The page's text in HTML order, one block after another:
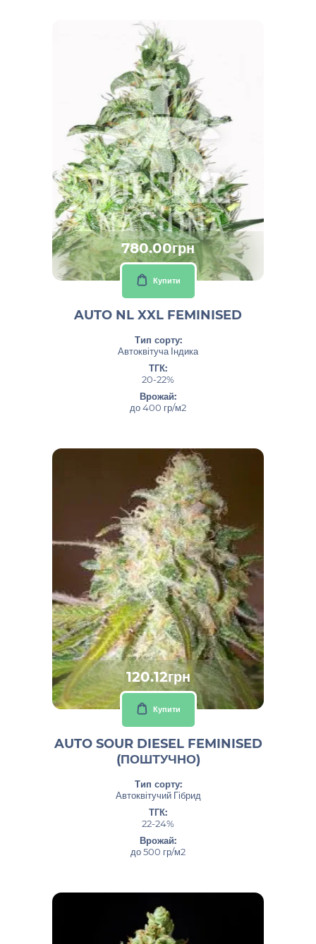
780.00грн
Купити
AUTO NL XXL FEMINISED
Тип сорту:
Автоквітуча Індика
ТГК:
20-22%
Врожай:
до 400 гр/м2
120.12грн
Купити
AUTO SOUR DIESEL FEMINISED
(ПОШТУЧНО)
Тип сорту:
Автоквітучий Гібрид
ТГК:
22-24%
Врожай:
до 500 гр/м2